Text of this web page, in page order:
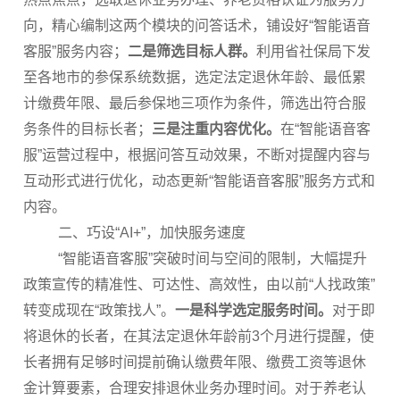
向，精心编制这两个模块的问答话术，铺设好“智能语音
客服”服务内容； 二是筛选目标人群。 利用省社保局下发
至各地市的参保系统数据，选定法定退休年龄、最低累
计缴费年限、最后参保地三项作为条件，筛选出符合服
务条件的目标长者； 三是注重内容优化。 在“智能语音客
服”运营过程中，根据问答互动效果，不断对提醒内容与
互动形式进行优化，动态更新“智能语音客服”服务方式和
内容。
二、巧设“AI+”，加快服务速度
“智能语音客服”突破时间与空间的限制，大幅提升
政策宣传的精准性、可达性、高效性，由以前“人找政策”
转变成现在“政策找人”。 一是科学选定服务时间。 对于即
将退休的长者，在其法定退休年龄前3个月进行提醒，使
长者拥有足够时间提前确认缴费年限、缴费工资等退休
金计算要素，合理安排退休业务办理时间。对于养老认